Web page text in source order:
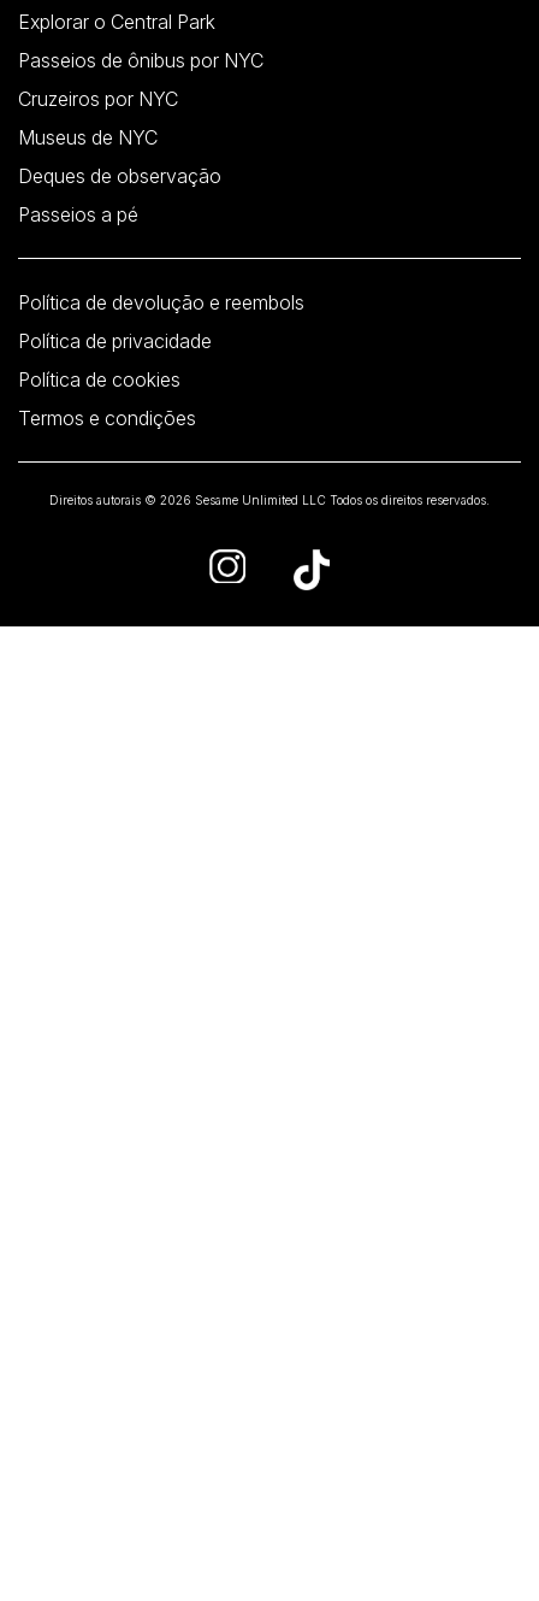
Explorar o Central Park
Passeios de ônibus por NYC
Cruzeiros por NYC
Museus de NYC
Deques de observação
Passeios a pé
Política de devolução e reembols
Política de privacidade
Política de cookies
Termos e condições
Direitos autorais © 2026 Sesame Unlimited LLC Todos os direitos reservados.